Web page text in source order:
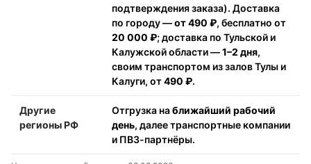
подтверждения заказа). Доставка
по городу —от 490 ₽, бесплатно от
20 000 ₽; доставка по Тульской и
Калужской области —1–2 дня,
своим транспортом из залов Тулы и
Калуги, от490 ₽.
Другие
регионы РФ
Отгрузка наближайший рабочий
день, далее транспортные компании
и ПВЗ-партнёры.